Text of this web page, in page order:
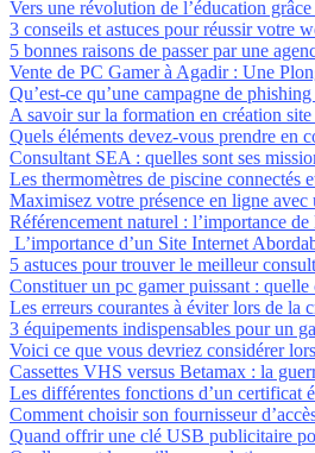
Vers une révolution de l’éducation
3 conseils et astuces pour réussir votre
5 bonnes raisons de passer par une
Vente de PC Gamer à Agadir : Une
Qu’est-ce qu’une campagne de phishing
A savoir sur la formation en création
Quels éléments devez-vous prendre en
Consultant SEA : quelles sont ses
Les thermomètres de piscine connectés
Maximisez votre présence en ligne
Référencement naturel : l’importance
L’importance d’un Site Internet
5 astuces pour trouver le meilleur
Constituer un pc gamer puissant :
Les erreurs courantes à éviter lors de la
3 équipements indispensables pour un
Voici ce que vous devriez considérer
Cassettes VHS versus Betamax : la
Les différentes fonctions d’un certificat
Comment choisir son fournisseur
Quand offrir une clé USB publicitaire